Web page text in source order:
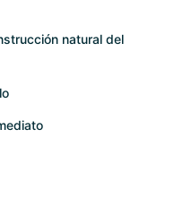
natural del